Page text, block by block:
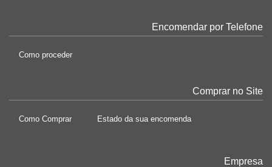
Encomendar por Telefone
Como proceder
Comprar no Site
Como Comprar Estado da sua encomenda
Empresa